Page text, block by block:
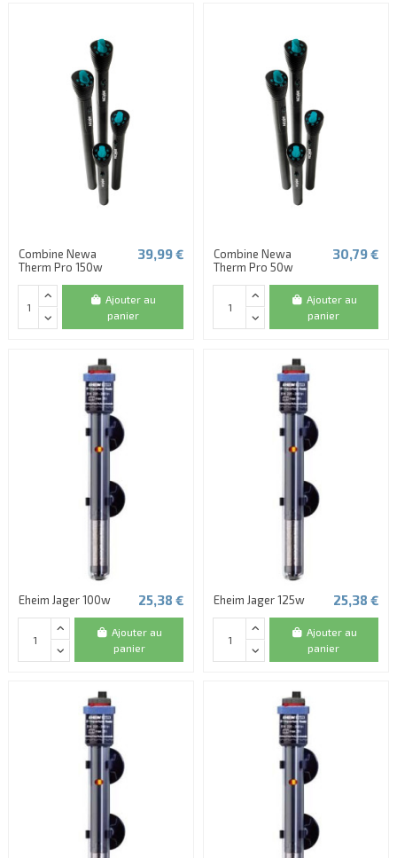
Combine Newa
Therm Pro 150w
39,99 €
Ajouter au
panier
Combine Newa
Therm Pro 50w
30,79 €
Ajouter au
panier
Eheim Jager 100w 25,38 €
Ajouter au
panier
Eheim Jager 125w 25,38 €
Ajouter au
panier